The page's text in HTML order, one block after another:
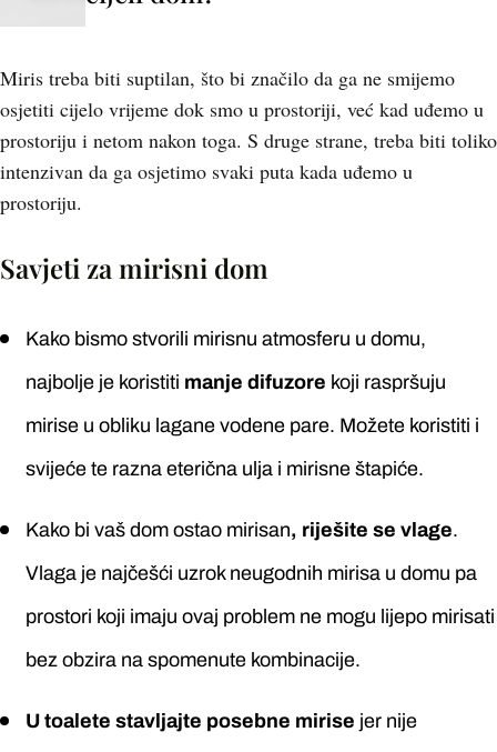
Miris treba biti suptilan, što bi značilo da ga ne smijemo
osjetiti cijelo vrijeme dok smo u prostoriji, već kad uđemo u
prostoriju i netom nakon toga. S druge strane, treba biti toliko
intenzivan da ga osjetimo svaki puta kada uđemo u
prostoriju.
Savjeti za mirisni dom
Kako bismo stvorili mirisnu atmosferu u domu,
najbolje je koristiti manje difuzore koji raspršuju
mirise u obliku lagane vodene pare. Možete koristiti i
svijeće te razna eterična ulja i mirisne štapiće.
Kako bi vaš dom ostao mirisan, riješite se vlage.
Vlaga je najčešći uzrok neugodnih mirisa u domu pa
prostori koji imaju ovaj problem ne mogu lijepo mirisati
bez obzira na spomenute kombinacije.
U toalete stavljajte posebne mirise jer nije